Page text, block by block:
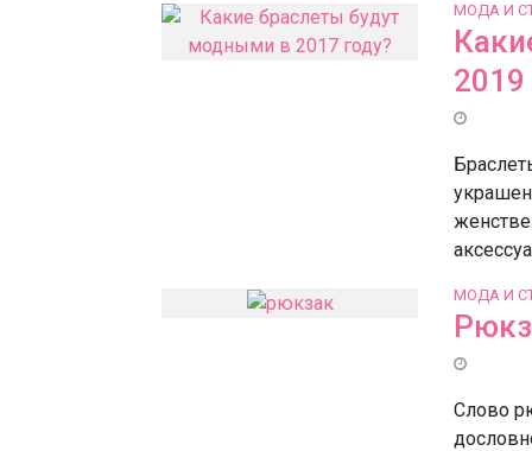
МОДА И
2019
МОДА И
Слово